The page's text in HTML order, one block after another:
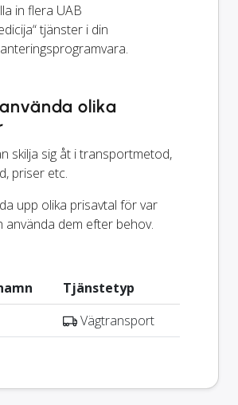
in flera UAB
tjänster i din
olika
skilja sig åt i transportmetod,
priser etc.
upp olika prisavtal för var
använda dem efter behov.
Tjänstetyp
Vägtransport